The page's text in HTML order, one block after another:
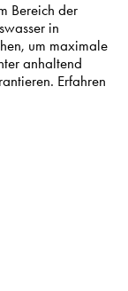
Bereich der
in
um maximale
anhaltend
Erfahren